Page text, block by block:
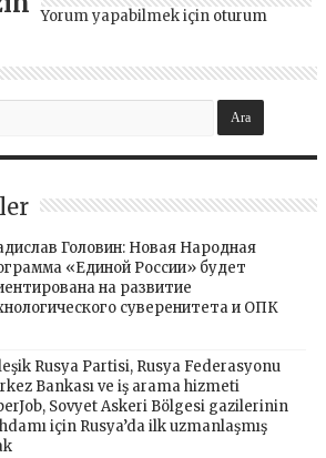
Yorum yapabilmek için oturum
Головин: Новая Народная
«Единой России» будет
на развитие
суверенитета и ОПК
Rusya Partisi, Rusya Federasyonu
Bankası ve iş arama hizmeti
Sovyet Askeri Bölgesi gazilerinin
için Rusya’da ilk uzmanlaşmış